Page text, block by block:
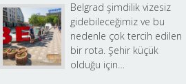
Belgrad şimdilik vizesiz
gidebileceğimiz ve bu
nedenle çok tercih edilen
bir rota. Şehir küçük
olduğu için…